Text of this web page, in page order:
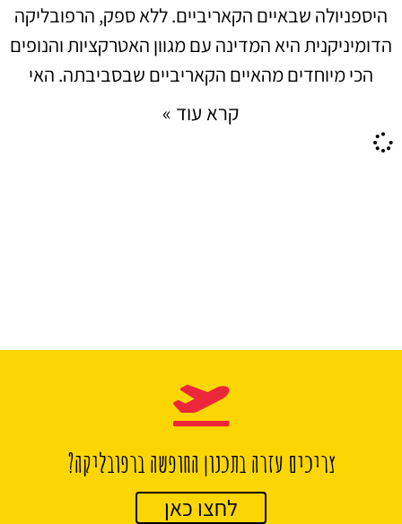
היספניולה שבאיים הקאריביים. ללא ספק, הרפובליקה
הדומיניקנית היא המדינה עם מגוון האטרקציות והנופים
הכי מיוחדים מהאיים הקאריביים שבסביבתה. האי
קרא עוד »
צריכים עזרה בתכנון החופשה ברפובליקה?
לחצו כאן